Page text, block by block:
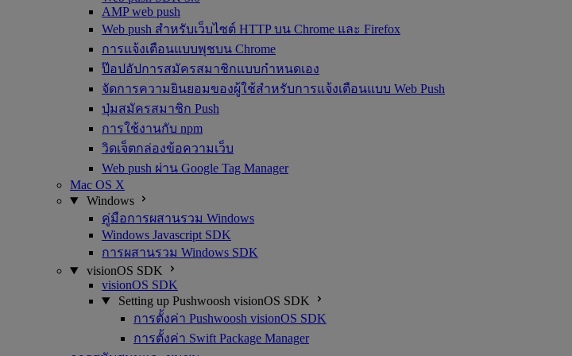
AMP web push
Web push สำหรับเว็บไซต์ HTTP บน Chrome และ Firefox
การแจ้งเตือนแบบพุชบน Chrome
ป๊อปอัปการสมัครสมาชิกแบบกำหนดเอง
จัดการความยินยอมของผู้ใช้สำหรับการแจ้งเตือนแบบ Web Push
ปุ่มสมัครสมาชิก Push
การใช้งานกับ npm
วิดเจ็ตกล่องข้อความเว็บ
Web push ผ่าน Google Tag Manager
Mac OS X
Windows
คู่มือการผสานรวม Windows
Windows Javascript SDK
การผสานรวม Windows SDK
visionOS SDK
visionOS SDK
Setting up Pushwoosh visionOS SDK
การตั้งค่า Pushwoosh visionOS SDK
การตั้งค่า Swift Package Manager